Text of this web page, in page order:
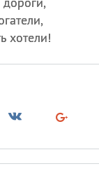
хотели!